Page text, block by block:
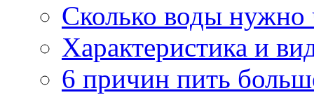
Сколько воды нужно
Характеристика и
6 причин пить